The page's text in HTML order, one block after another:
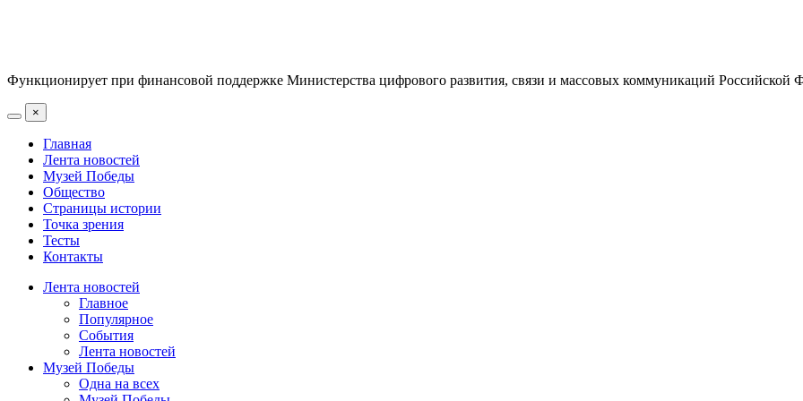
Функционирует при финансовой поддержке Министерства цифрового развития, связи и массовых коммуникаций Российской
×
Главная
Лента новостей
Музей Победы
Общество
Страницы истории
Точка зрения
Тесты
Контакты
Лента новостей
Главное
Популярное
События
Лента новостей
Музей Победы
Одна на всех